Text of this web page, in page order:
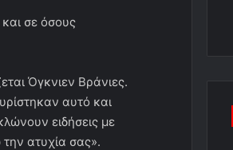
σε όσους
Όγκνιεν Βράνιες.
αυτό και
ειδήσεις με
ατυχία σας».